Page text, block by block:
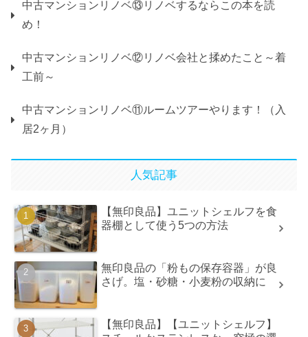
中古マンションリノベ⑬リノベするならこの本を読
め！
中古マンションリノベ⑫リノベ会社と揉めたこと～着
工前～
中古マンションリノベ⑪ルームツアーやります！（入
居2ヶ月）
人気記事
【無印良品】ユニットシェルフを食
器棚として使う5つの方法
無印良品の「粉もの保存容器」が良
さげ。塩・砂糖・小麦粉の収納に
【無印良品】【ユニットシェルフ】